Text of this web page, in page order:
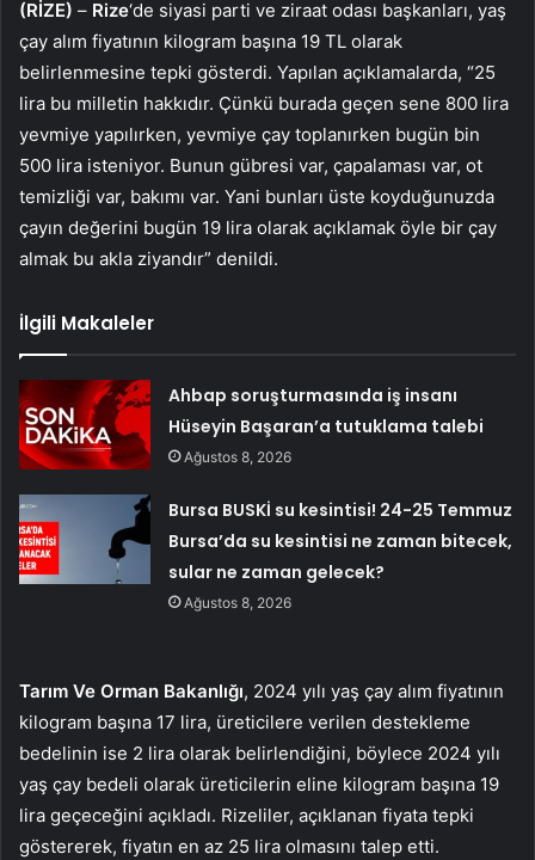
(RİZE) – Rize‘de siyasi parti ve ziraat odası başkanları, yaş
çay alım fiyatının kilogram başına 19 TL olarak
belirlenmesine tepki gösterdi. Yapılan açıklamalarda, “25
lira bu milletin hakkıdır. Çünkü burada geçen sene 800 lira
yevmiye yapılırken, yevmiye çay toplanırken bugün bin
500 lira isteniyor. Bunun gübresi var, çapalaması var, ot
temizliği var, bakımı var. Yani bunları üste koyduğunuzda
çayın değerini bugün 19 lira olarak açıklamak öyle bir çay
almak bu akla ziyandır” denildi.
İlgili Makaleler
Ahbap soruşturmasında iş insanı
Hüseyin Başaran’a tutuklama talebi
Ağustos 8, 2026
Bursa BUSKİ su kesintisi! 24-25 Temmuz
Bursa’da su kesintisi ne zaman bitecek,
sular ne zaman gelecek?
Ağustos 8, 2026
Tarım Ve Orman Bakanlığı, 2024 yılı yaş çay alım fiyatının
kilogram başına 17 lira, üreticilere verilen destekleme
bedelinin ise 2 lira olarak belirlendiğini, böylece 2024 yılı
yaş çay bedeli olarak üreticilerin eline kilogram başına 19
lira geçeceğini açıkladı. Rizeliler, açıklanan fiyata tepki
göstererek, fiyatın en az 25 lira olmasını talep etti.